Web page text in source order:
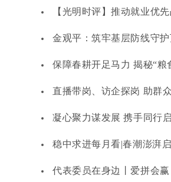
【光明时评】推动就业优
金观平：筑牢基层防线守
保障春耕开足马力 揭秘“粮
直播带岗、访企探岗 助群
凝心聚力谋发展 携手同行
稳中求进每月看|春潮澎湃
代表委员在身边丨爱拼会